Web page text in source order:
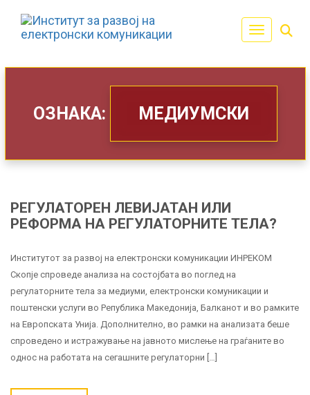
Toggle
ОЗНАКА: МЕДИУМСКИ
РЕГУЛАТОРЕН ЛЕВИЈАТАН ИЛИ
РЕФОРМА НА РЕГУЛАТОРНИТЕ ТЕЛА?
Институтот за развој на електронски комуникации ИНРЕКОМ
Скопје спроведе анализа на состојбата во поглед на
регулаторните тела за медиуми, електронски комуникации и
поштенски услуги во Република Македонија, Балканот и во рамките
на Европската Унија. Дополнително, во рамки на анализата беше
спроведено и истражување на јавното мислење на граѓаните во
однос на работата на сегашните регулаторни […]